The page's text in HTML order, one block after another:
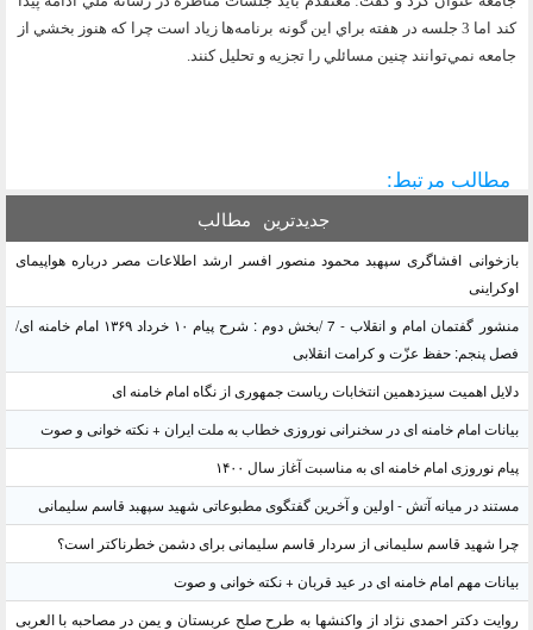
كند اما 3 جلسه در هفته براي اين گونه برنامه‌ها زياد است چرا كه هنوز بخشي از
جامعه نمي‌توانند چنين مسائلي را تجزيه و تحليل كنند.
مطالب مرتبط:
جدیدترین مطالب
بازخوانی افشاگری سپهبد محمود منصور افسر ارشد اطلاعات مصر درباره هواپیمای
اوکراینی
منشور گفتمان امام و انقلاب - 7 /بخش دوم : شرح پیام ۱۰ خرداد ۱۳۶۹ امام خامنه ای/
فصل پنجم: حفظ عزّت و کرامت انقلابی
دلایل اهمیت سیزدهمین انتخابات ریاست جمهوری از نگاه امام خامنه ای
بیانات امام خامنه ای در سخنرانی نوروزی خطاب به ملت ایران + نکته خوانی و صوت
پیام نوروزی امام خامنه ای به مناسبت آغاز سال ۱۴۰۰
مستند در میانه آتش - اولین و آخرین گفتگوی مطبوعاتی شهید سپهبد قاسم سلیمانی
چرا شهید قاسم سلیمانی از سردار قاسم سلیمانی برای دشمن خطرناکتر است؟
بیانات مهم امام خامنه ای در عید قربان + نکته خوانی و صوت
روایت دکتر احمدی نژاد از واکنشها به طرح صلح عربستان و یمن در مصاحبه با العربی